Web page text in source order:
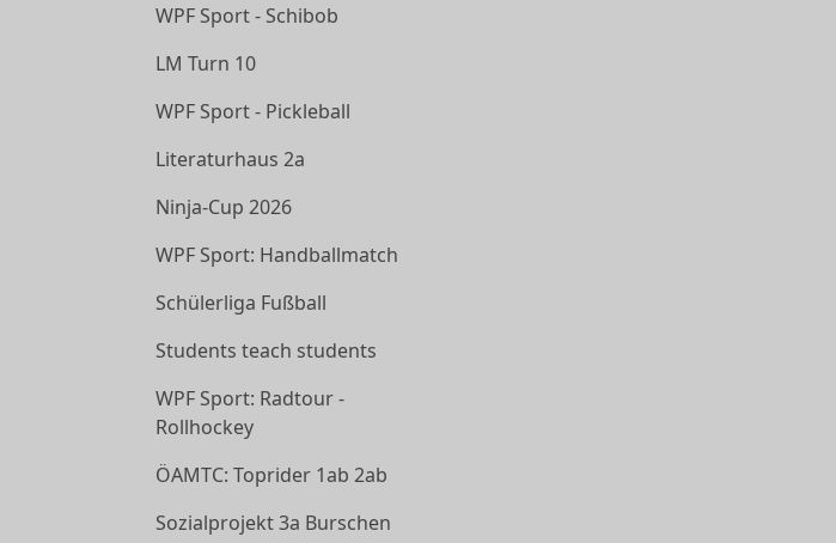
WPF Sport - Schibob
LM Turn 10
WPF Sport - Pickleball
Literaturhaus 2a
Ninja-Cup 2026
WPF Sport: Handballmatch
Schülerliga Fußball
Students teach students
WPF Sport: Radtour -
Rollhockey
ÖAMTC: Toprider 1ab 2ab
Sozialprojekt 3a Burschen